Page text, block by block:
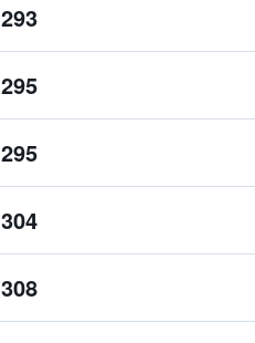
293 ﷼
295 ﷼
295 ﷼
304 ﷼
308 ﷼